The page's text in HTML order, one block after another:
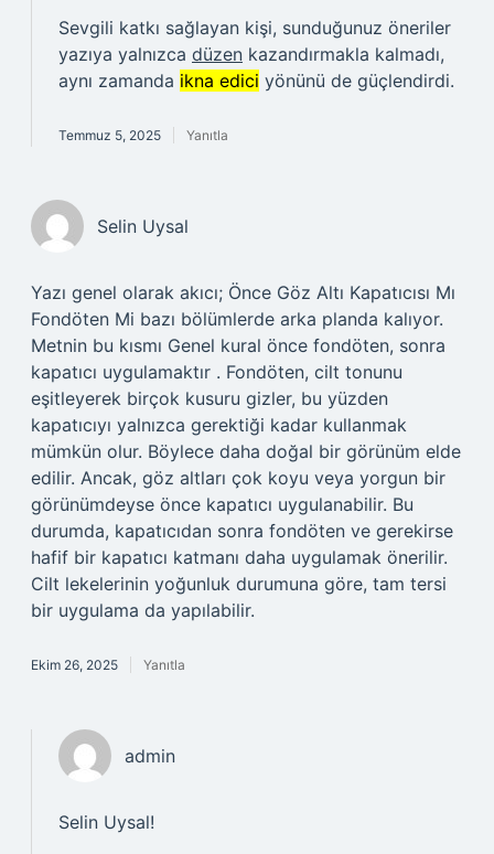
Sevgili katkı sağlayan kişi, sunduğunuz öneriler
yazıya yalnızca düzen kazandırmakla kalmadı,
aynı zamanda ikna edici yönünü de güçlendirdi.
Temmuz 5, 2025 Yanıtla
Selin Uysal
Yazı genel olarak akıcı; Önce Göz Altı Kapatıcısı Mı
Fondöten Mi bazı bölümlerde arka planda kalıyor.
Metnin bu kısmı Genel kural önce fondöten, sonra
kapatıcı uygulamaktır . Fondöten, cilt tonunu
eşitleyerek birçok kusuru gizler, bu yüzden
kapatıcıyı yalnızca gerektiği kadar kullanmak
mümkün olur. Böylece daha doğal bir görünüm elde
edilir. Ancak, göz altları çok koyu veya yorgun bir
görünümdeyse önce kapatıcı uygulanabilir. Bu
durumda, kapatıcıdan sonra fondöten ve gerekirse
hafif bir kapatıcı katmanı daha uygulamak önerilir.
Cilt lekelerinin yoğunluk durumuna göre, tam tersi
bir uygulama da yapılabilir.
Ekim 26, 2025 Yanıtla
admin
Selin Uysal!